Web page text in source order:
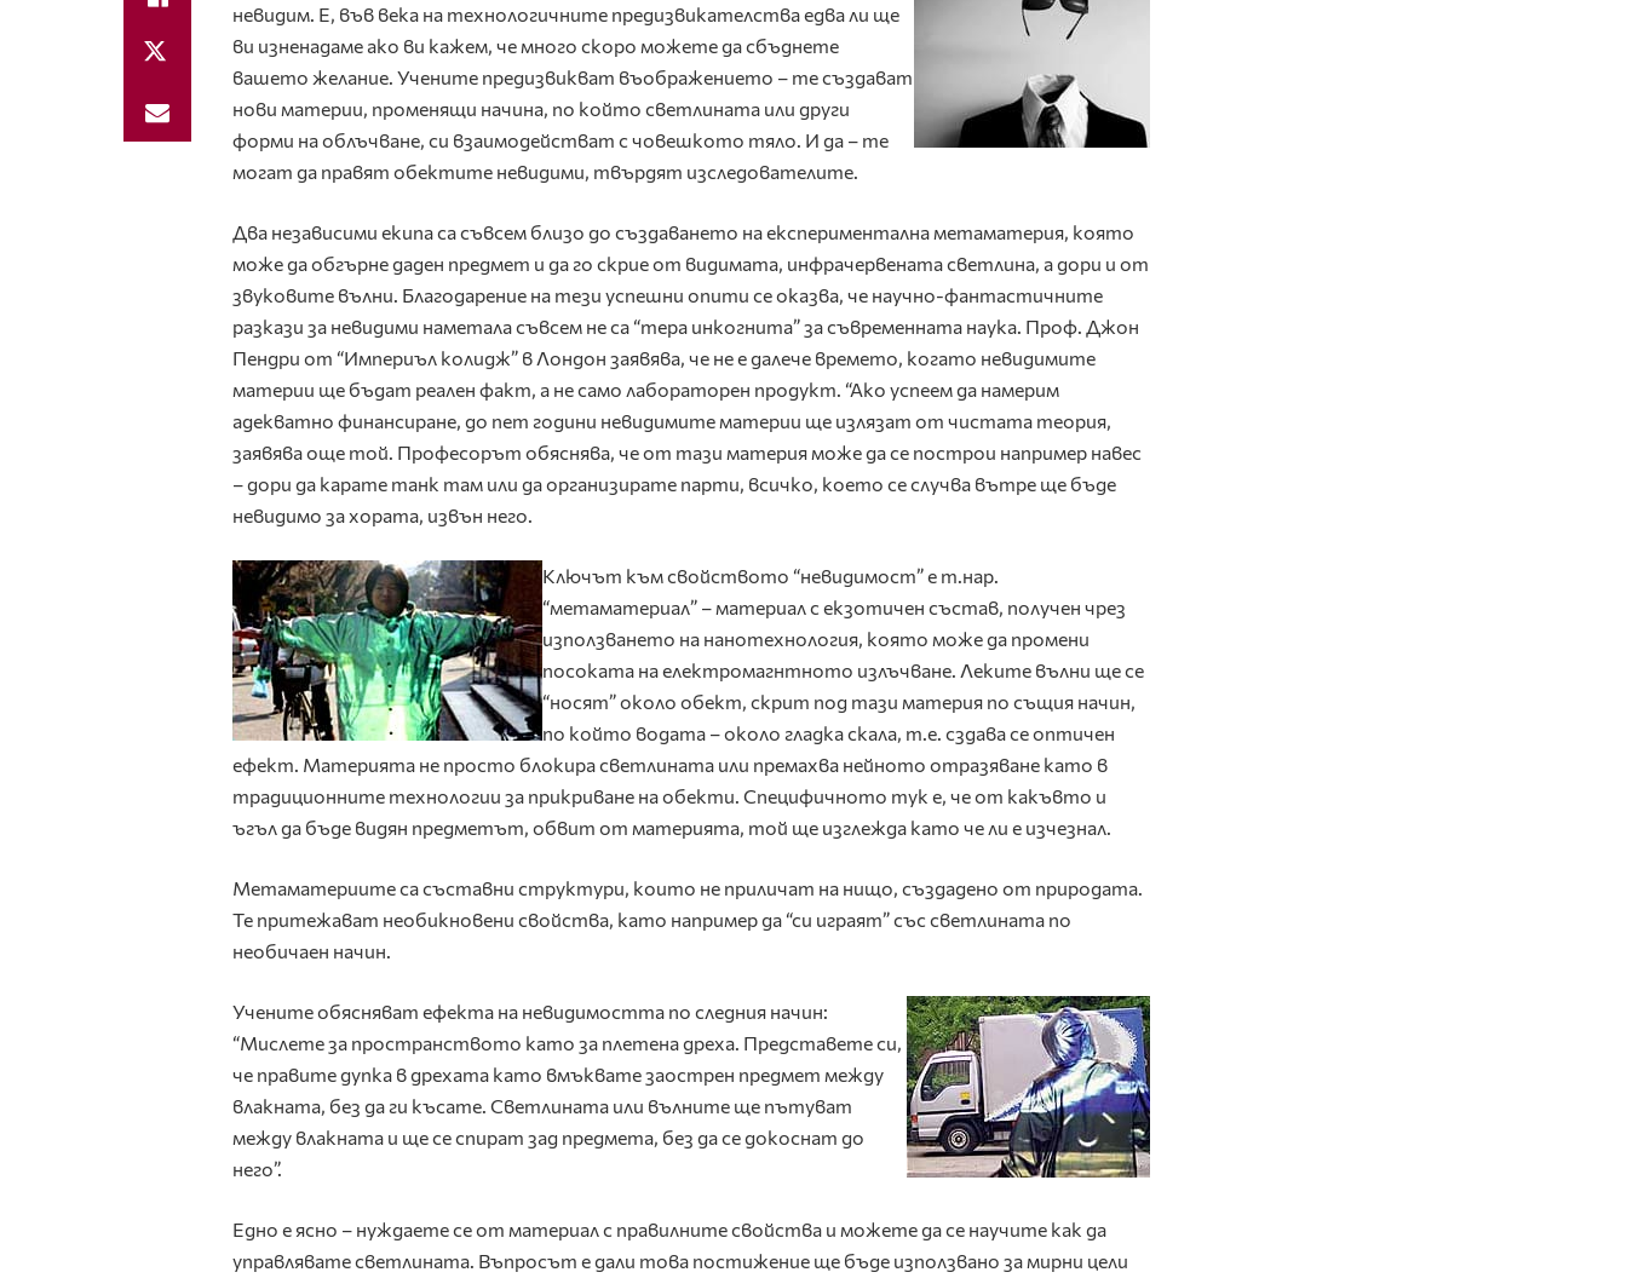
невидим. Е, във века на технологичните предизвикателства едва ли ще
ви изненадаме ако ви кажем, че много скоро можете да сбъднете
вашето желание. Учените предизвикват въображението – те създават
нови материи, променящи начина, по който светлината или други
форми на облъчване, си взаимодействат с човешкото тяло. И да – те
могат да правят обектите невидими, твърдят изследователите.
Два независими екипа са съвсем близо до създаването на експериментална метаматерия, която
може да обгърне даден предмет и да го скрие от видимата, инфрачервената светлина, а дори и от
звуковите вълни. Благодарение на тези успешни опити се оказва, че научно-фантастичните
разкази за невидими наметала съвсем не са “тера инкогнита” за съвременната наука. Проф. Джон
Пендри от “Империъл колидж” в Лондон заявява, че не е далече времето, когато невидимите
материи ще бъдат реален факт, а не само лабораторен продукт. “Ако успеем да намерим
адекватно финансиране, до пет години невидимите материи ще излязат от чистата теория,
заявява още той. Професорът обяснява, че от тази материя може да се построи например навес
– дори да карате танк там или да организирате парти, всичко, което се случва вътре ще бъде
невидимо за хората, извън него.
Ключът към свойството “невидимост” е т.нар.
“метаматериал” – материал с екзотичен състав, получен чрез
използването на нанотехнология, която може да промени
посоката на електромагнтното излъчване. Леките вълни ще се
“носят” около обект, скрит под тази материя по същия начин,
по който водата – около гладка скала, т.е. сздава се оптичен
ефект. Материята не просто блокира светлината или премахва нейното отразяване като в
традиционните технологии за прикриване на обекти. Специфичното тук е, че от какъвто и
ъгъл да бъде видян предметът, обвит от материята, той ще изглежда като че ли е изчезнал.
Метаматериите са съставни структури, които не приличат на нищо, създадено от природата.
Те притежават необикновени свойства, като например да “си играят” със светлината по
необичаен начин.
Учените обясняват ефекта на невидимостта по следния начин:
“Мислете за пространството като за плетена дреха. Представете си,
че правите дупка в дрехата като вмъквате заострен предмет между
влакната, без да ги късате. Светлината или вълните ще пътуват
между влакната и ще се спират зад предмета, без да се докоснат до
него”.
Едно е ясно – нуждаете се от материал с правилните свойства и можете да се научите как да
управлявате светлината. Въпросът е дали това постижение ще бъде използвано за мирни цели